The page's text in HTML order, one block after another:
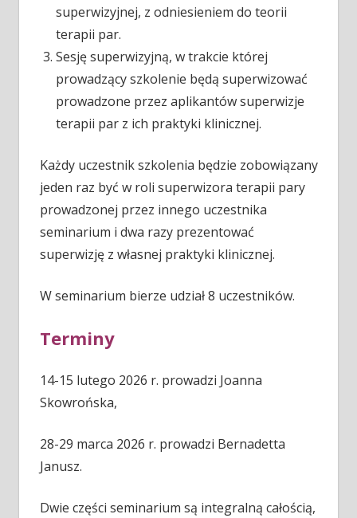
superwizyjnej, z odniesieniem do teorii
terapii par.
Sesję superwizyjną, w trakcie której
prowadzący szkolenie będą superwizować
prowadzone przez aplikantów superwizje
terapii par z ich praktyki klinicznej.
Każdy uczestnik szkolenia będzie zobowiązany
jeden raz być w roli superwizora terapii pary
prowadzonej przez innego uczestnika
seminarium i dwa razy prezentować
superwizję z własnej praktyki klinicznej.
W seminarium bierze udział 8 uczestników.
Terminy
14-15 lutego 2026 r. prowadzi Joanna
Skowrońska,
28-29 marca 2026 r. prowadzi Bernadetta
Janusz.
Dwie części seminarium są integralną całością,